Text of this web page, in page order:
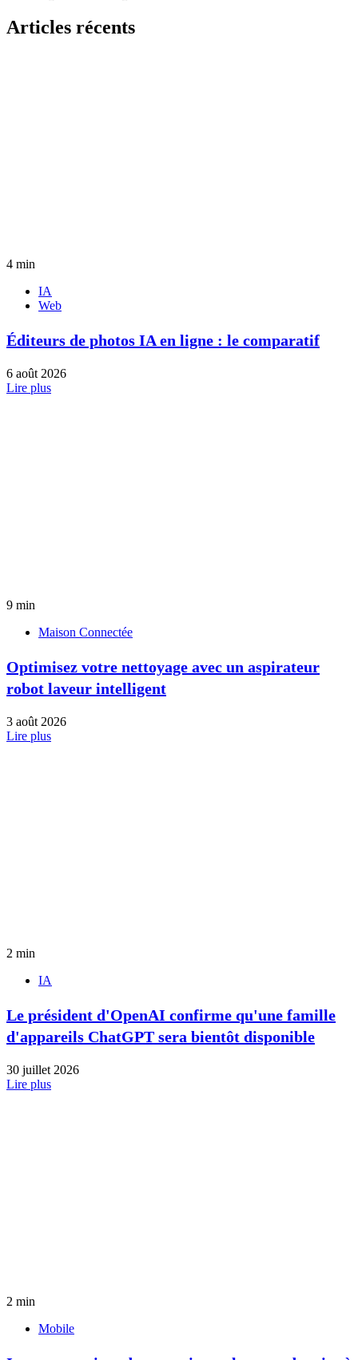
Articles récents
4 min
IA
Web
Éditeurs de photos IA en ligne : le comparatif
6 août 2026
Lire plus
9 min
Maison Connectée
Optimisez votre nettoyage avec un aspirateur
robot laveur intelligent
3 août 2026
Lire plus
2 min
IA
Le président d'OpenAI confirme qu'une famille
d'appareils ChatGPT sera bientôt disponible
30 juillet 2026
Lire plus
2 min
Mobile